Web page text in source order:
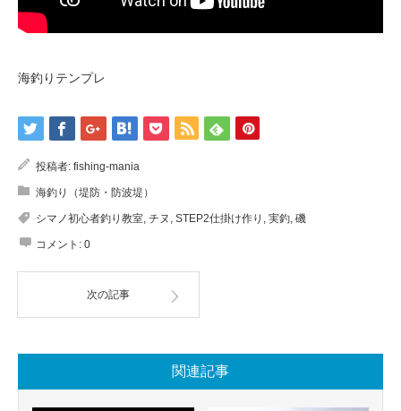
海釣りテンプレ
投稿者: fishing-mania
海釣り（堤防・防波堤）
シマノ初心者釣り教室, チヌ , STEP2仕掛け作り , 実釣, 磯
コメント: 0
次の記事
関連記事